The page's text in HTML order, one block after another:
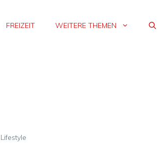
FREIZEIT WEITERE THEMEN
Lifestyle